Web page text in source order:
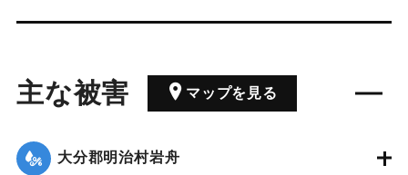
主な被害 マップを見る
大分郡明治村岩舟